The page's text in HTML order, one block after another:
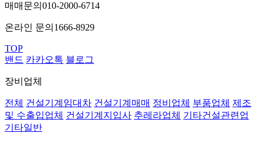
매매문의 010-2000-6714
온라인 문의 1666-8929
TOP
밴드 카카오톡 블로그
장비업체
전체 건설기계임대차 건설기계매매 정비업체 부품업체 제조
및 수출입업체 건설기계지입사 추레라업체 기타건설관련업
기타일반